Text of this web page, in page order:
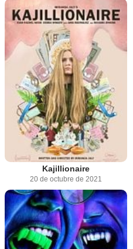
Kajillionaire
20 de octubre de 2021